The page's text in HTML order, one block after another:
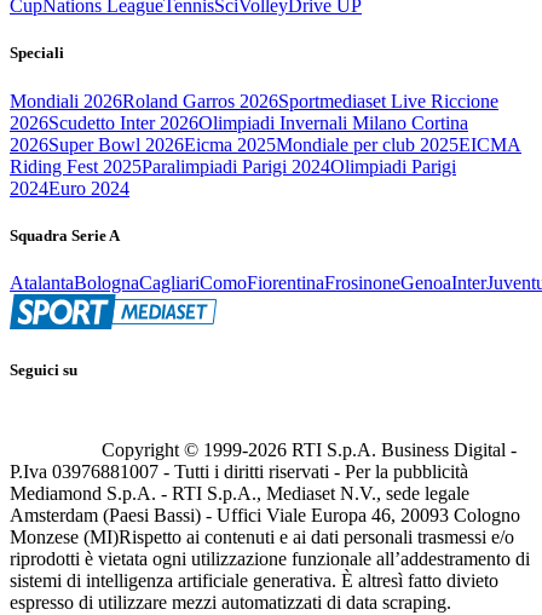
CupNations LeagueTennisSciVolleyDrive UP
Speciali
Mondiali 2026Roland Garros 2026Sportmediaset Live Riccione
2026Scudetto Inter 2026Olimpiadi Invernali Milano Cortina
2026Super Bowl 2026Eicma 2025Mondiale per club 2025EICMA
Riding Fest 2025Paralimpiadi Parigi 2024Olimpiadi Parigi
2024Euro 2024
Squadra Serie A
AtalantaBolognaCagliariComoFiorentinaFrosinoneGenoaInter
Seguici su
Copyright © 1999-2026 RTI S.p.A. Business Digital -
P.Iva 03976881007 - Tutti i diritti riservati - Per la pubblicità
Mediamond S.p.A. - RTI S.p.A., Mediaset N.V., sede legale
Amsterdam (Paesi Bassi) - Uffici Viale Europa 46, 20093 Cologno
Monzese (MI)Rispetto ai contenuti e ai dati personali trasmessi e/o
riprodotti è vietata ogni utilizzazione funzionale all’addestramento di
sistemi di intelligenza artificiale generativa. È altresì fatto divieto
espresso di utilizzare mezzi automatizzati di data scraping.